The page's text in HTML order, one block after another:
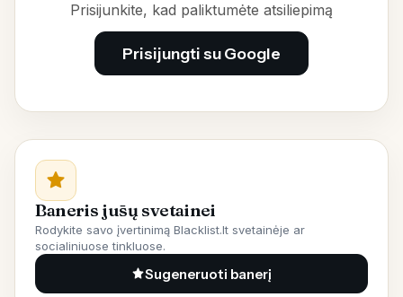
Prisijunkite, kad paliktumėte atsiliepimą
Prisijungti su Google
Baneris jūsų svetainei
Rodykite savo įvertinimą Blacklist.lt svetainėje ar
socialiniuose tinkluose.
Sugeneruoti banerį